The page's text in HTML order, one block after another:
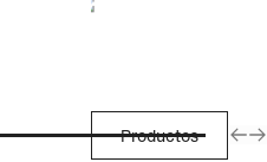
Productos